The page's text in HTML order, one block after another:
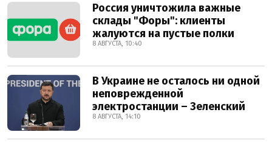
Россия уничтожила важные
склады "Форы": клиенты
жалуются на пустые полки
8 АВГУСТА, 10:40
В Украине не осталось ни одной
неповрежденной
электростанции – Зеленский
8 АВГУСТА, 14:10